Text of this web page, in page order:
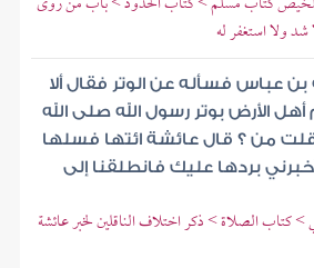
شد ولا استغفر له
بن عباس فسأله عن الوتر فقال ألا
الأرض بوتر رسول الله صلى الله
من ؟ قال عائشة ائتها فسلها
بردها عليك فانطلقنا إلى
> كتاب الصلاة > ذكر اختلاف الناقلين لخبر عائشة